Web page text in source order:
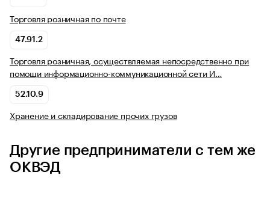
Торговля розничная по почте
47.91.2
Торговля розничная, осуществляемая непосредственно при
помощи информационно-коммуникационной сети И…
52.10.9
Хранение и складирование прочих грузов
Другие предприниматели с тем же
ОКВЭД